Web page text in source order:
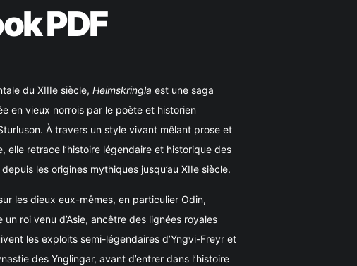
PDF
du XIIIe siècle, Heimskringla est une saga
en vieux norrois par le poète et historien
À travers un style vivant mêlant prose et
elle retrace l’histoire légendaire et historique des
les origines mythiques jusqu’au XIIe siècle.
les dieux eux-mêmes, en particulier Odin,
un roi venu d’Asie, ancêtre des lignées royales
les exploits semi-légendaires d’Yngvi-Freyr et
des Ynglingar, avant d’entrer dans l’histoire